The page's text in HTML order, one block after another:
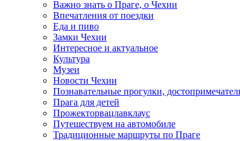
Важно знать о Праге, о Чехии
Впечатления от поездки
Еда и пиво
Замки Чехии
Интересное и актуальное
Культура
Музеи
Новости Чехии
Познавательные прогулки,
Прага для детей
Прожекторвацлавклаус
Путешествуем на автомобиле
Традиционные маршруты по Праге